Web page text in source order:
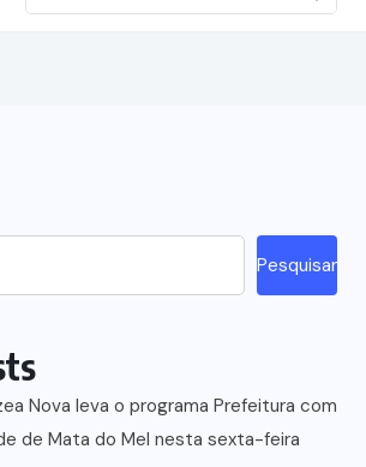
Pesquisar
Nova leva o programa Prefeitura com
de Mata do Mel nesta sexta-feira